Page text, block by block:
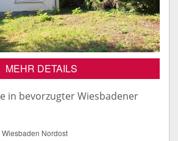
MEHR DETAILS
in bevorzugter Wiesbadener
Nordost